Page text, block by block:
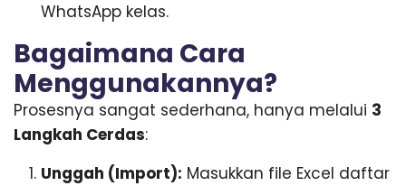
WhatsApp kelas.
Bagaimana Cara
Menggunakannya?
Prosesnya sangat sederhana, hanya melalui 3
Langkah Cerdas:
Unggah (Import): Masukkan file Excel daftar